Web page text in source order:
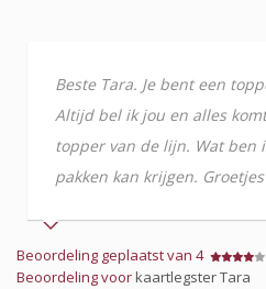
Beste Tara. Je bent een
Altijd bel ik jou en alles
topper van de lijn. Wat ben
pakken kan krijgen.
Beoordeling geplaatst van 4
Beoordeling voorkaartlegster Tara